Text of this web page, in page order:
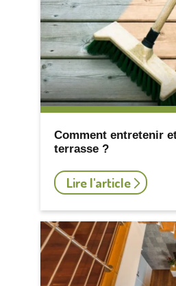
Comment entretenir
terrasse ?
Lire l'article